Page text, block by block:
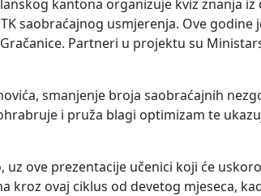
kantona organizuje kviz znanja
saobraćajnog usmjerenja. Ove godine
Partneri u projektu su
smanjenje broja saobraćajnih
i pruža blagi optimizam te
ove prezentacije učenici koji će
kroz ovaj ciklus od devetog mjeseca,